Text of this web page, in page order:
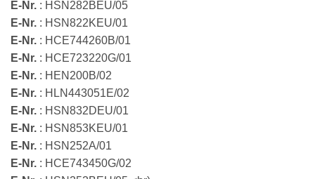
E-Nr. : HSN282BEU/05
E-Nr. : HSN822KEU/01
E-Nr. : HCE744260B/01
E-Nr. : HCE723220G/01
E-Nr. : HEN200B/02
E-Nr. : HLN443051E/02
E-Nr. : HSN832DEU/01
E-Nr. : HSN853KEU/01
E-Nr. : HSN252A/01
E-Nr. : HCE743450G/02